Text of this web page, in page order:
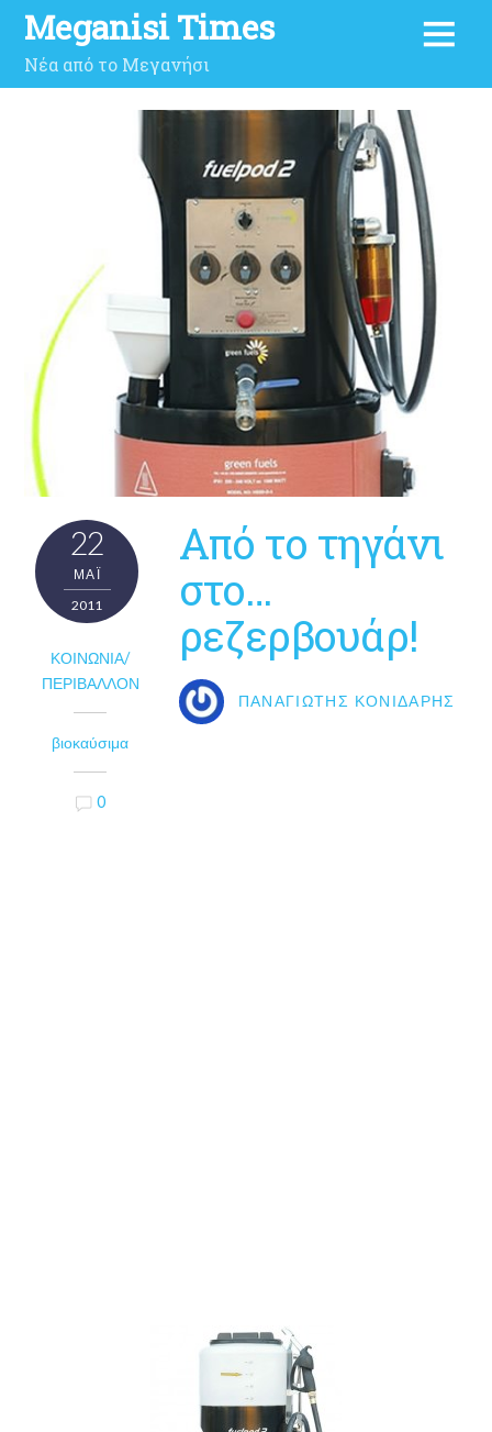
Meganisi Times
Νέα από το Μεγανήσι
22
ΜΑΪ́
2011
ΚΟΙΝΩΝΊΑ/
ΠΕΡΙΒΆΛΛΟΝ
βιοκαύσιμα
0
Από το τηγάνι
στο…
ρεζερβουάρ!
ΠΑΝΑΓΙΏΤΗΣ ΚΟΝΙΔΆΡΗΣ